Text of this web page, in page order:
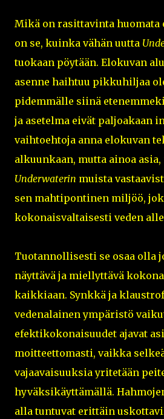
Mikä on rasittavinta huomata
on se, kuinka vähän uutta
tuokaan pöytään. Elokuvan
asenne haihtuu pikkuhiljaa
pidemmälle siinä
ja asetelma eivät paljoakaan
vaihtoehtoja anna elokuvan
alkuunkaan, mutta ainoa
Underwaterin muista
sen mahtipontinen miljöö,
kokonaisvaltaisesti veden
Tuotannollisesti se osaa olla
näyttävä ja miellyttävä
kaikkiaan. Synkkä ja
vedenalainen ympäristö
efektikokonaisuudet ajavat
moitteettomasti, vaikka
vajaavaisuuksia yritetään
hyväksikäyttämällä.
alla tuntuvat erittäin